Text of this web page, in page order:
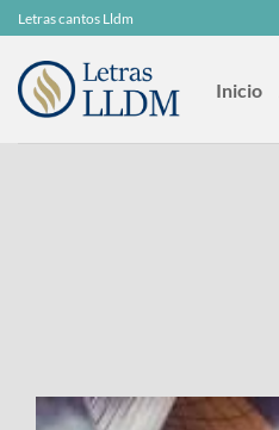
Skip
to
content
Letras cantos Lldm
Inicio